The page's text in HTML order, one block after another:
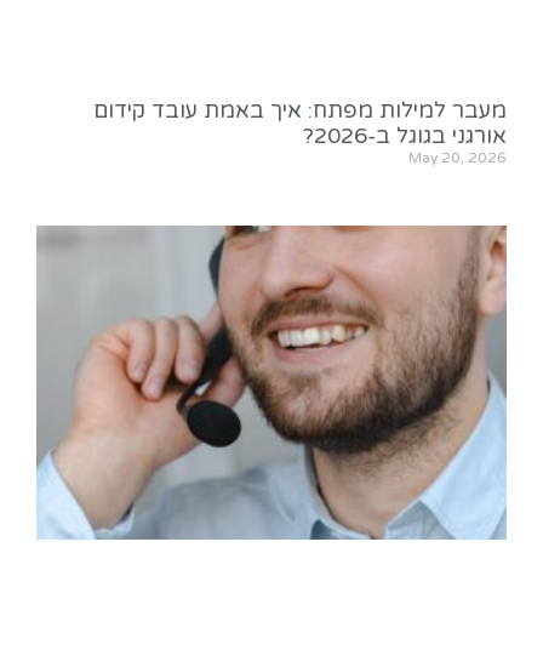
מעבר למילות מפתח: איך באמת עובד קידום
אורגני בגוגל ב-2026?
May 20, 2026